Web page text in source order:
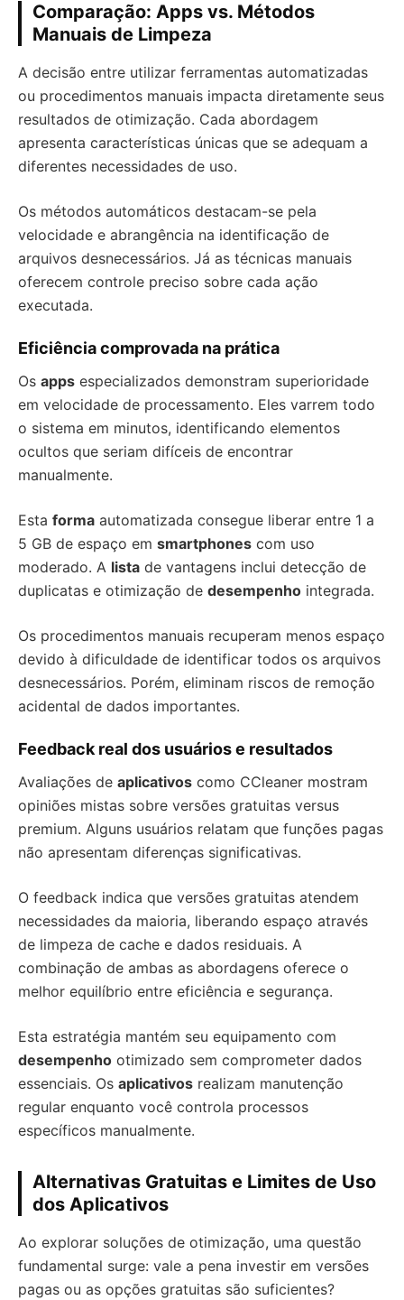
Comparação: Apps vs. Métodos
Manuais de Limpeza
A decisão entre utilizar ferramentas automatizadas
ou procedimentos manuais impacta diretamente seus
resultados de otimização. Cada abordagem
apresenta características únicas que se adequam a
diferentes necessidades de uso.
Os métodos automáticos destacam-se pela
velocidade e abrangência na identificação de
arquivos desnecessários. Já as técnicas manuais
oferecem controle preciso sobre cada ação
executada.
Eficiência comprovada na prática
Os apps especializados demonstram superioridade
em velocidade de processamento. Eles varrem todo
o sistema em minutos, identificando elementos
ocultos que seriam difíceis de encontrar
manualmente.
Esta forma automatizada consegue liberar entre 1 a
5 GB de espaço em smartphones com uso
moderado. A lista de vantagens inclui detecção de
duplicatas e otimização de desempenho integrada.
Os procedimentos manuais recuperam menos espaço
devido à dificuldade de identificar todos os arquivos
desnecessários. Porém, eliminam riscos de remoção
acidental de dados importantes.
Feedback real dos usuários e resultados
Avaliações de aplicativos como CCleaner mostram
opiniões mistas sobre versões gratuitas versus
premium. Alguns usuários relatam que funções pagas
não apresentam diferenças significativas.
O feedback indica que versões gratuitas atendem
necessidades da maioria, liberando espaço através
de limpeza de cache e dados residuais. A
combinação de ambas as abordagens oferece o
melhor equilíbrio entre eficiência e segurança.
Esta estratégia mantém seu equipamento com
desempenho otimizado sem comprometer dados
essenciais. Os aplicativos realizam manutenção
regular enquanto você controla processos
específicos manualmente.
Alternativas Gratuitas e Limites de Uso
dos Aplicativos
Ao explorar soluções de otimização, uma questão
fundamental surge: vale a pena investir em versões
pagas ou as opções gratuitas são suficientes?